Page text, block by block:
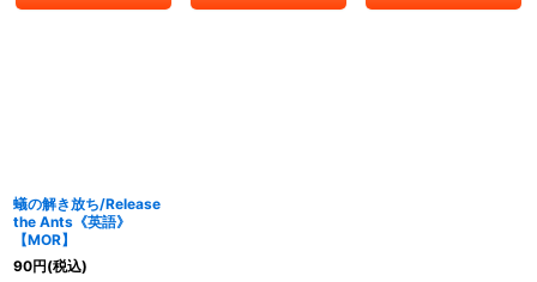
蟻の解き放ち/Release
the Ants《英語》
【MOR】
90円(税込)